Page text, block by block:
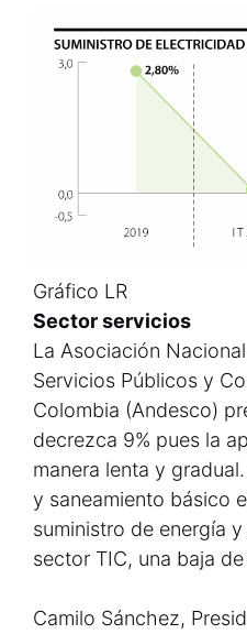
Gráfico LR
Sector servicios
La Asociación
Servicios Públicos y
Colombia (Andesco)
decrezca 9% pues la
manera lenta y
y saneamiento básico
suministro de energía
sector TIC, una baja de
Camilo Sánchez,